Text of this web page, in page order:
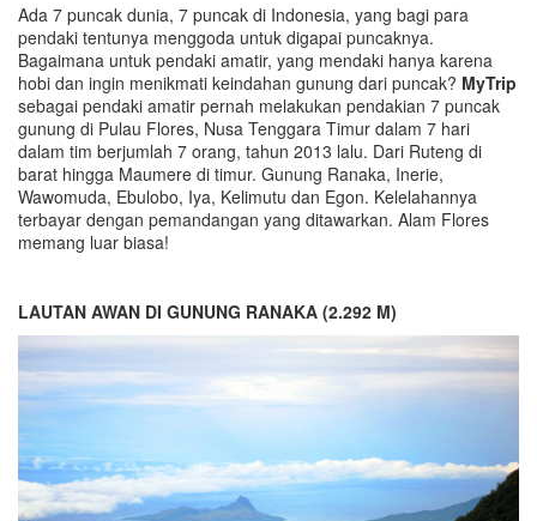
Ada 7 puncak dunia, 7 puncak di Indonesia, yang bagi para
pendaki tentunya menggoda untuk digapai puncaknya.
Bagaimana untuk pendaki amatir, yang mendaki hanya karena
hobi dan ingin menikmati keindahan gunung dari puncak? MyTrip
sebagai pendaki amatir pernah melakukan pendakian 7 puncak
gunung di Pulau Flores, Nusa Tenggara Timur dalam 7 hari
dalam tim berjumlah 7 orang, tahun 2013 lalu. Dari Ruteng di
barat hingga Maumere di timur. Gunung Ranaka, Inerie,
Wawomuda, Ebulobo, Iya, Kelimutu dan Egon. Kelelahannya
terbayar dengan pemandangan yang ditawarkan. Alam Flores
memang luar biasa!
LAUTAN AWAN DI GUNUNG RANAKA (2.292 M)